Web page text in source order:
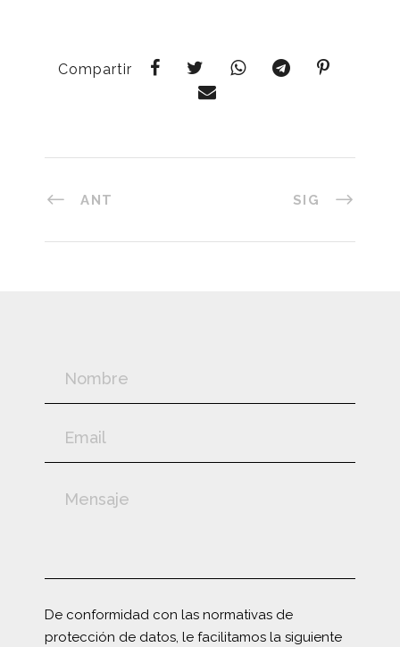
Compartir
ANT SIG
De conformidad con las normativas de
protección de datos, le facilitamos la siguiente